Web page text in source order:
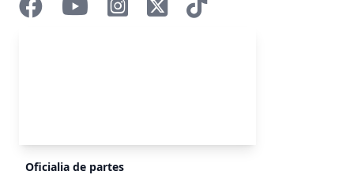
Oficialia de partes